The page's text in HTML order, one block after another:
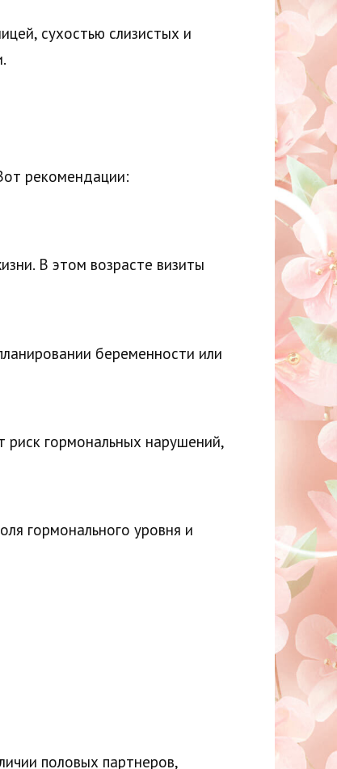
сухостью слизистых и
рекомендации:
В этом возрасте визиты
беременности или
гормональных нарушений,
гормонального уровня и
половых партнеров,